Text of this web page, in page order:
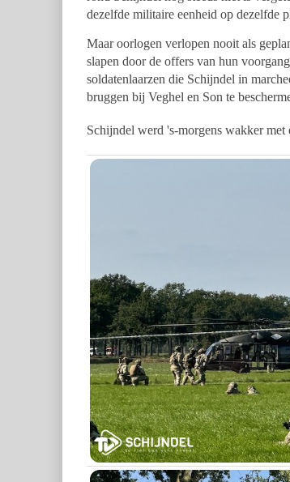
dezelfde militaire eenheid op dezelfde
Maar oorlogen verlopen nooit als
slapen door de offers van hun
soldatenlaarzen die Schijndel in
bruggen bij Veghel en Son te
Schijndel werd 's-morgens wakker met